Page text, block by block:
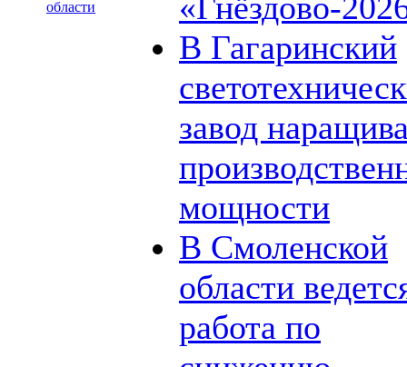
области
В Гагаринский
завод
мощности
В Смоленской
области
работа по